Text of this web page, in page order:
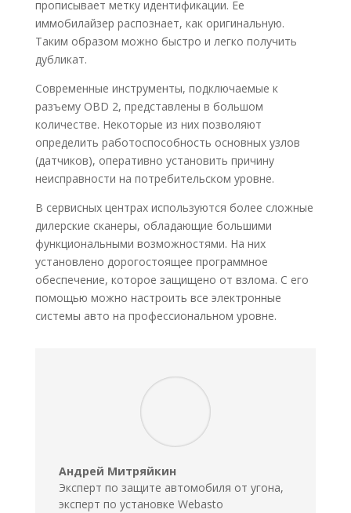
прописывает метку идентификации. Ее
иммобилайзер распознает, как оригинальную.
Таким образом можно быстро и легко получить
дубликат.
Современные инструменты, подключаемые к
разъему OBD 2, представлены в большом
количестве. Некоторые из них позволяют
определить работоспособность основных узлов
(датчиков), оперативно установить причину
неисправности на потребительском уровне.
В сервисных центрах используются более сложные
дилерские сканеры, обладающие большими
функциональными возможностями. На них
установлено дорогостоящее программное
обеспечение, которое защищено от взлома. С его
помощью можно настроить все электронные
системы авто на профессиональном уровне.
Андрей Митряйкин
Эксперт по защите автомобиля от угона,
эксперт по установке Webasto